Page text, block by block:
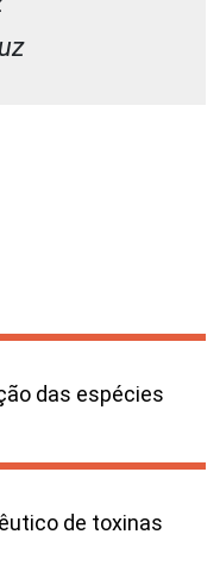
das espécies
de toxinas